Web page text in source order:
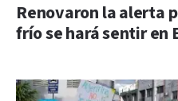
Renovaron la alerta
frío se hará sentir en